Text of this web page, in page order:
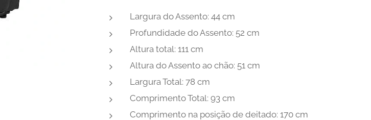
Largura do Assento: 44 cm
Profundidade do Assento: 52 cm
Altura total: 111 cm
Altura do Assento ao chão: 51 cm
Largura Total: 78 cm
Comprimento Total: 93 cm
Comprimento na posição de deitado: 170 cm